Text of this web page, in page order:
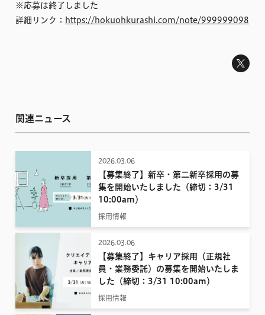
※応募は終了しました
詳細リンク： https://hokuohkurashi.com/note/999999098
関連ニュース
2026.03.06
【募集終了】新卒・第二新卒採用の募
集を開始いたしました（締切：3/31
10:00am）
採用情報
2026.03.06
【募集終了】キャリア採用（正規社
員・業務委託）の募集を開始いたしま
した（締切：3/31 10:00am）
採用情報